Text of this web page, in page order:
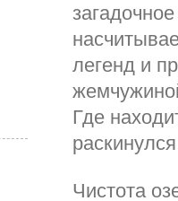
легенд и
Где
Чистота